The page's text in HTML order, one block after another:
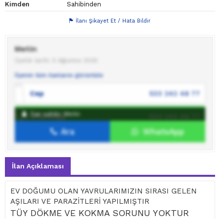
Kimden
Sahibinden
İlanı Şikayet Et / Hata Bildir
Metin
Üyenin tüm ilanlarını görüntüle
Cep 533 242 48 77
WhatsApp
İlan sahibine mesaj gönder
İlan sahibi: Metin
Ara WhatsApp
İlan Açıklaması
EV DOĞUMU OLAN YAVRULARIMIZIN SIRASI GELEN
AŞILARI VE PARAZİTLERİ YAPILMIŞTIR
TÜY DÖKME VE KOKMA SORUNU YOKTUR